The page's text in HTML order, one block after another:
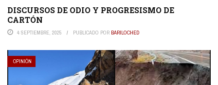
DISCURSOS DE ODIO Y PROGRESISMO DE
CARTÓN
4 SEPTIEMBRE, 2025 PUBLICADO POR BARILOCHED
OPINIÓN